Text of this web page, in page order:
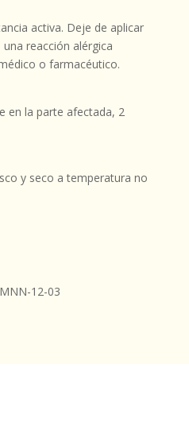
activa. Deje de aplicar
reacción alérgica
o farmacéutico.
en la parte afectada, 2
y seco a temperatura no
12-03